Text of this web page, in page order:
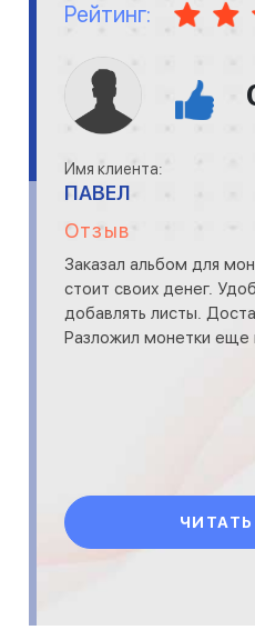
Рейтинг:
Имя клиента:
ПАВЕЛ
Отзыв
Заказал альбом для
стоит своих денег.
добавлять листы.
Разложил монетки еще